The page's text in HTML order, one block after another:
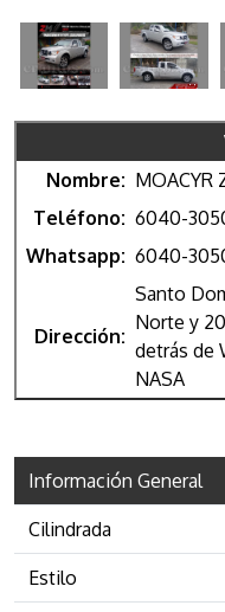
Nombre: MOACYR
Teléfono: 6040-
Whatsapp: 6040-
Dirección:
Santo
Norte y
detrás de
NASA
Información General
Cilindrada
Estilo